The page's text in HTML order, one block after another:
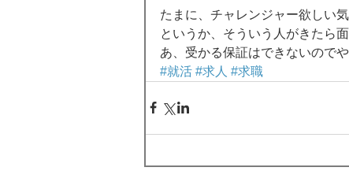
たまに、チャレンジャー欲しい
というか、そういう人がきたら
あ、受かる保証はできないので
#就活 #求人 #求職